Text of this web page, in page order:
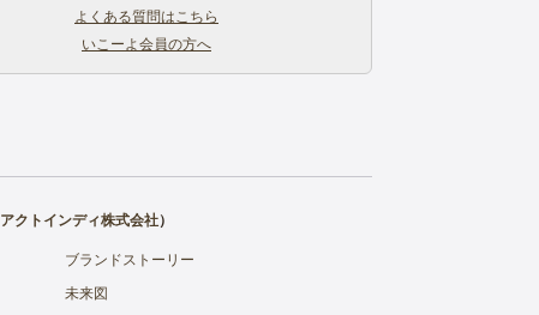
よくある質問はこちら
いこーよ会員の方へ
アクトインディ株式会社）
ブランドストーリー
未来図